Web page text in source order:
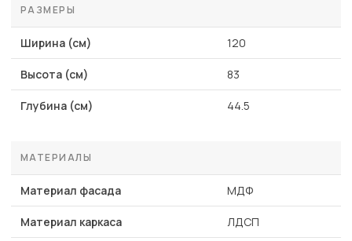
РАЗМЕРЫ
Ширина (см) 120
Высота (см) 83
Глубина (см) 44.5
МАТЕРИАЛЫ
Материал фасада МДФ
Материал каркаса ЛДСП